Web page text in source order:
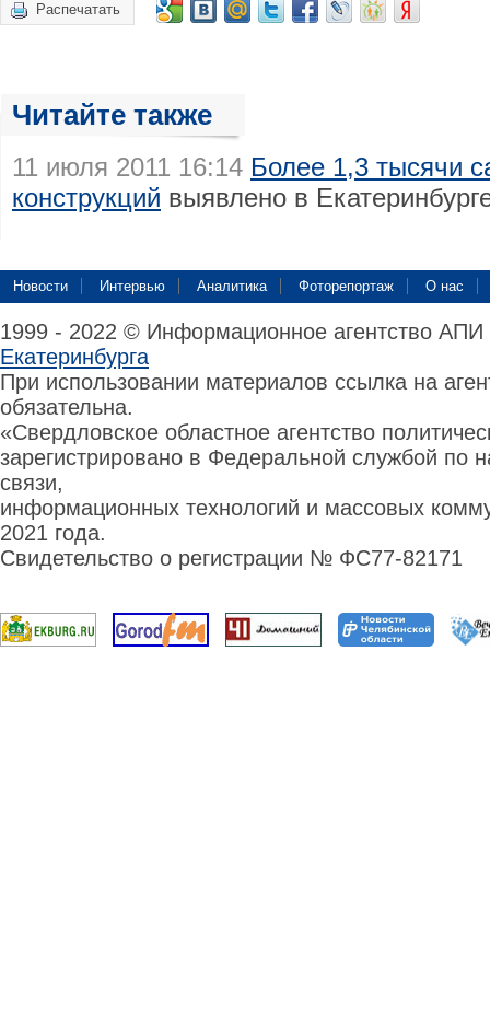
Распечатать
Читайте также
11 июля 2011 16:14 Более 1,3 тысячи
конструкций выявлено в
Новости Интервью Аналитика Фоторепортаж О нас
1999 - 2022 © Информационное агентство
Екатеринбурга
При использовании материалов ссылка на
обязательна.
«Свердловское областное агентство
зарегистрировано в Федеральной службой по
связи,
информационных технологий и массовых
2021 года.
Свидетельство о регистрации № ФС77-82171